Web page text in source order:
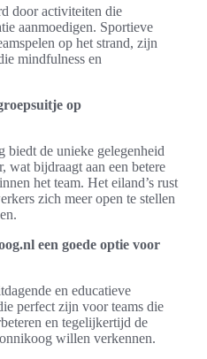
door activiteiten die
aanmoedigen. Sportieve
op het strand, zijn
mindfulness en
op
biedt de unieke gelegenheid
wat bijdraagt aan een betere
het team. Het eiland’s rust
zich meer open te stellen
een goede optie voor
en educatieve
perfect zijn voor teams die
en tegelijkertijd de
willen verkennen.